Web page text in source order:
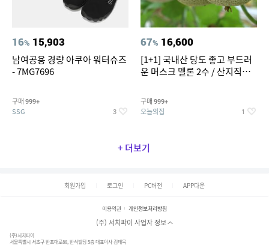
16% 15,903
남여공용 경량 아쿠아 워터슈즈
- 7MG7696
구매 999+
SSG 3
67% 16,600
[1+1] 국내산 당도 좋고 부드러
운 머스크 멜론 2수 / 산지직송 x
구매 999+
오늘의집 1
+ 더보기
회원가입 로그인 PC버전 APP다운
이용약관 개인정보처리방침
(주) 서치파이 사업자 정보
(주)서치파이
서울특별시 서초구 반포대로88, 반석빌딩 5층 대표이사 김태묵